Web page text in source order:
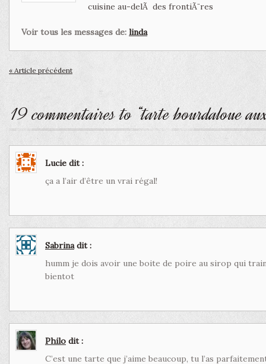
cuisine au-delÃ des frontiÃ¨res
Voir tous les messages de: linda
« Article précédent
19 commentaires to “tarte bourdaloue
Lucie dit :
ça a l’air d’être un vrai régal!
Sabrina dit :
humm je dois avoir une boite de poire au sirop qui
bientot
Philo dit :
C’est une tarte que j’aime beaucoup, tu l’as